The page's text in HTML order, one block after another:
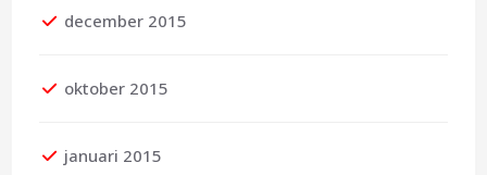
december 2015
oktober 2015
januari 2015